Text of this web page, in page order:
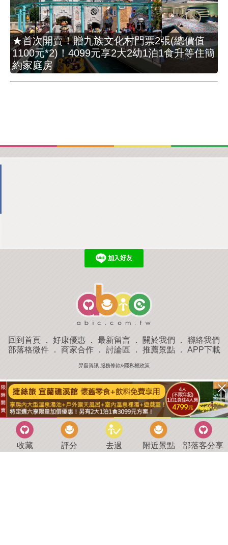
★首次開賣！贈九族文化村門票2張(總價值
1100元*2)！4099元享2大2幼1泊1食升等住簡
約家庭房
回到首頁 ． 好康優惠 ． 最新留言 ． 關於我們 ． 聯絡我們
部落格微件． 商家合作． 討論區 ． 推薦景點． APP下載
羿磊資訊 服務條款&隱私權政策
收藏 評分 去過 附近景點 部落客分享